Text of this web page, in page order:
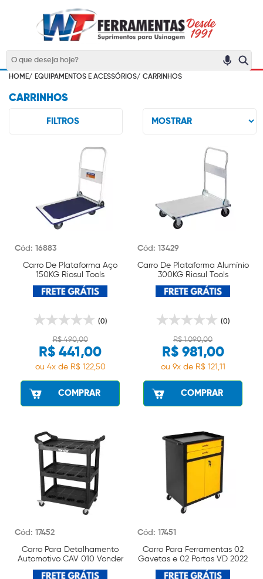
HOME/ EQUIPAMENTOS E ACESSÓRIOS/ CARRINHOS
CARRINHOS
FILTROS
Cód: 16883
Carro De Plataforma Aço
150KG Riosul Tools
(0)
R$ 490,00
R$ 441,00
ou 4x de R$ 122,50
COMPRAR
Cód: 13429
Carro De Plataforma Alumínio
300KG Riosul Tools
(0)
R$ 1.090,00
R$ 981,00
ou 9x de R$ 121,11
COMPRAR
Cód: 17452
Carro Para Detalhamento
Automotivo CAV 010 Vonder
Cód: 17451
Carro Para Ferramentas 02
Gavetas e 02 Portas VD 2022
Vonder